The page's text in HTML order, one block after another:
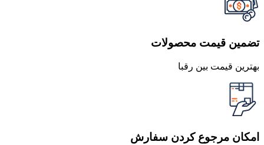
تضمین قیمت محصولات
بهترین قیمت بین رقبا
امکان مرجوع کردن سفارش